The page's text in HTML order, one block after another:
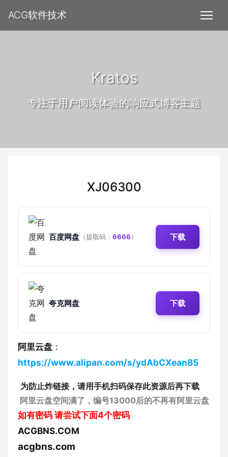
ACG软件技术
Kratos
专注于用户阅读体验的响应式博客主题
XJ06300
百度网盘 （提取码： 6666） 下载
夸克网盘 下载
阿里云盘 ：
https://www.alipan.com/s/ydAbCXean85
为防止炸链接，请用手机扫码保存此资源后再下载
阿里云盘空间满了，编号13000后的不再有阿里云盘
如有密码请尝试下面4个密码
ACGBNS.COM
acgbns.com